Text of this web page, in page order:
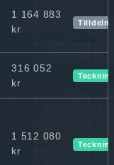
1 164 883
kr
316 052
kr
1 512 080
kr